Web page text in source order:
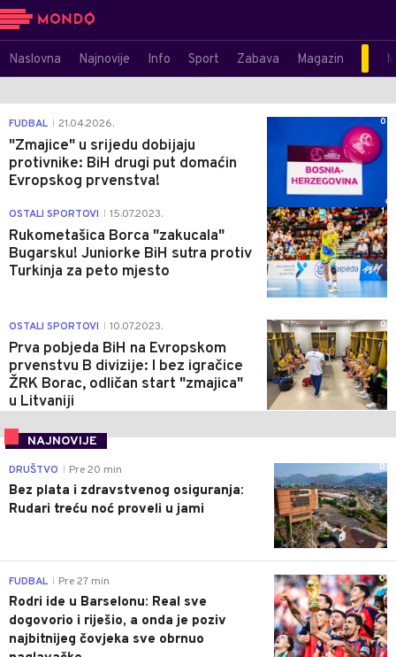
Naslovna Najnovije Info Sport Zabava Magazin
FUDBAL 21.04.2026.
"Zmajice" u srijedu dobijaju
protivnike: BiH drugi put domaćin
Evropskog prvenstva!
0
OSTALI SPORTOVI 15.07.2023.
Rukometašica Borca "zakucala"
Bugarsku! Juniorke BiH sutra protiv
Turkinja za peto mjesto
1
OSTALI SPORTOVI 10.07.2023.
Prva pobjeda BiH na Evropskom
prvenstvu B divizije: I bez igračice
ŽRK Borac, odličan start "zmajica"
u Litvaniji
0
NAJNOVIJE
0
DRUŠTVO Pre 20 min
Bez plata i zdravstvenog osiguranja:
Rudari treću noć proveli u jami
0
FUDBAL Pre 27 min
Rodri ide u Barselonu: Real sve
dogovorio i riješio, a onda je poziv
najbitnijeg čovjeka sve obrnuo